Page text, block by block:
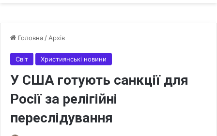
Головна / Архів
Світ Християнські новини
У США готують санкції для
Росії за релігійні
переслідування